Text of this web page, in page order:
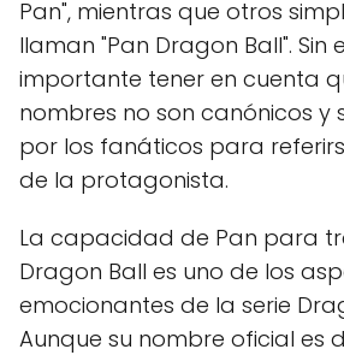
Pan", mientras que otros
llaman "Pan Dragon Ball". Sin
importante tener en cuenta
nombres no son canónicos y
por los fanáticos para
de la protagonista.
La capacidad de Pan para
Dragon Ball es uno de los
emocionantes de la serie
Aunque su nombre oficial es